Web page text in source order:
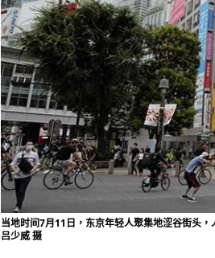
当地时间7月11日，东京年轻人聚集地涩谷街头
吕少威 摄